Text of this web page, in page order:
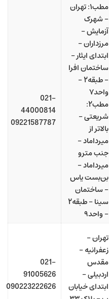
مطب۱: تهران
– شهرک
آزمایش –
مرزداران –
ابتدای ایثار –
ساختمان افرا
– طبقه۲ –
واحد۷
مطب۲:
شریعتی –
بالاتر از
میرداماد –
جنب مترو
میرداماد –
بن‌بست یاس
– ساختمان
سینا – طبقه۲
– واحد۹
021-
44000814
09221587787
تهران –
زعفرانیه –
مقدس
اردبیلی –
ابتدای خیابان
021-
91005626
090223222626